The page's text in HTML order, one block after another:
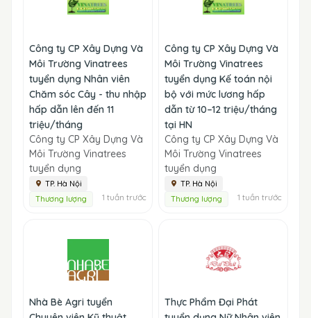
Công ty CP Xây Dựng Và
Môi Trường Vinatrees
tuyển dụng Nhân viên
Chăm sóc Cây - thu nhập
hấp dẫn lên đến 11
triệu/tháng
Công ty CP Xây Dựng Và
Môi Trường Vinatrees
tuyển dụng
TP. Hà Nội
Thương lượng
1 tuần trước
Công ty CP Xây Dựng Và
Môi Trường Vinatrees
tuyển dụng Kế toán nội
bộ với mức lương hấp
dẫn từ 10–12 triệu/tháng
tại HN
Công ty CP Xây Dựng Và
Môi Trường Vinatrees
tuyển dụng
TP. Hà Nội
Thương lượng
1 tuần trước
Nhà Bè Agri tuyển
Thực Phẩm Đại Phát